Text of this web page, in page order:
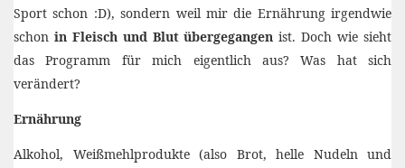
Sport schon :D), sondern weil mir die Ernährung irgendwie
schon in Fleisch und Blut übergegangen ist. Doch wie sieht
das Programm für mich eigentlich aus? Was hat sich
verändert?
Ernährung
Alkohol, Weißmehlprodukte (also Brot, helle Nudeln und